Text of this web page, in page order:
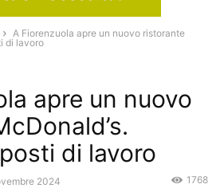
A Fiorenzuola apre un nuovo ristorante
di lavoro
apre un nuovo
di lavoro
2024 1768